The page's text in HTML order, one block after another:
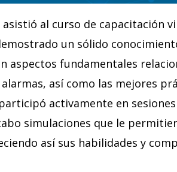
al curso de capacitación
un sólido
aspectos fundamentales
así como las mejores
activamente en
simulaciones que le
así sus habilidades y